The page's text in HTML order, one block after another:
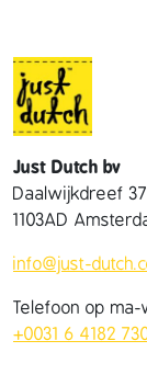
Just Dutch bv
Daalwijkdreef 37
1103AD
info@just-
Telefoon op ma-
+0031 6 4182